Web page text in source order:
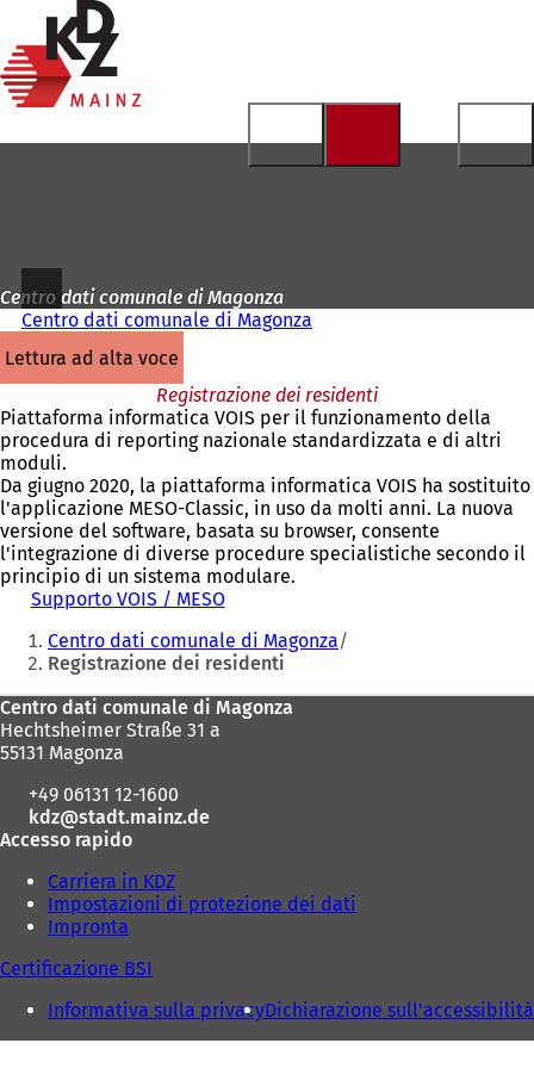
Vai al contenuto
pagina
iniziale
Centro dati comunale di Magonza
Centro dati comunale di Magonza
lettura ad alta voce
Registrazione dei residenti
Piattaforma informatica VOIS per il funzionamento della
procedura di reporting nazionale standardizzata e di altri
moduli.
Da giugno 2020, la piattaforma informatica VOIS ha sostituito
l'applicazione MESO-Classic, in uso da molti anni. La nuova
versione del software, basata su browser, consente
l'integrazione di diverse procedure specialistiche secondo il
principio di un sistema modulare.
Supporto VOIS / MESO
Siete
qui:
Centro dati comunale di Magonza
Registrazione dei residenti
Area
dei
Centro dati comunale di Magonza
Hechtsheimer Straße 31 a
55131 Magonza
+49 06131 12-1600
kdz
stadt.mainz de
Accesso rapido
Carriera in KDZ
Impostazioni di protezione dei dati
Impronta
Certificazione BSI
Informativa sulla privacyDichiarazione sull'accessibilità